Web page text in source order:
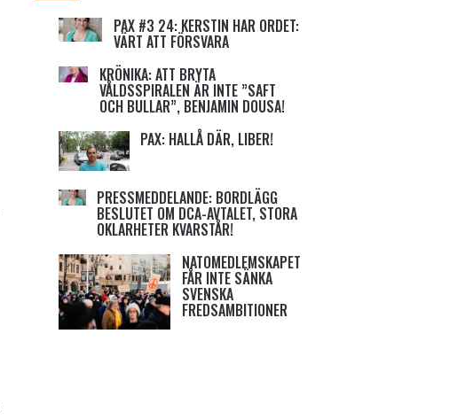
PAX #3 24: KERSTIN HAR ORDET:
VÄRT ATT FÖRSVARA
KRÖNIKA: ATT BRYTA
VÅLDSSPIRALEN ÄR INTE ”SAFT
OCH BULLAR”, BENJAMIN DOUSA!
PAX: HALLÅ DÄR, LIBER!
PRESSMEDDELANDE: BORDLÄGG
BESLUTET OM DCA-AVTALET, STORA
OKLARHETER KVARSTÅR!
NATOMEDLEMSKAPET
FÅR INTE SÄNKA
SVENSKA
FREDSAMBITIONER